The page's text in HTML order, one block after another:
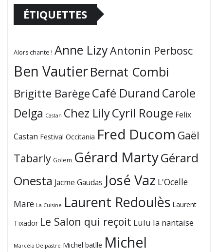
ÉTIQUETTES
Alors chante ! Anne LizyAntonin Perbosc
Ben VautierBernat Combi
Brigitte BarègeCafé Durand Carole
Delga Castan Chez LilyCyril Rouge Felix
Castan Festival Occitania Fred Ducom Gaël
Tabarly Golem Gérard MartyGérard
Onesta Jacme Gaudas José Vaz L'Ocelle
Mare La Cuisine Laurent Redoulès Laurent
Tixador Le Salon qui reçoit Lulu la nantaise
Marcèla Delpastre Michel batlle Michel